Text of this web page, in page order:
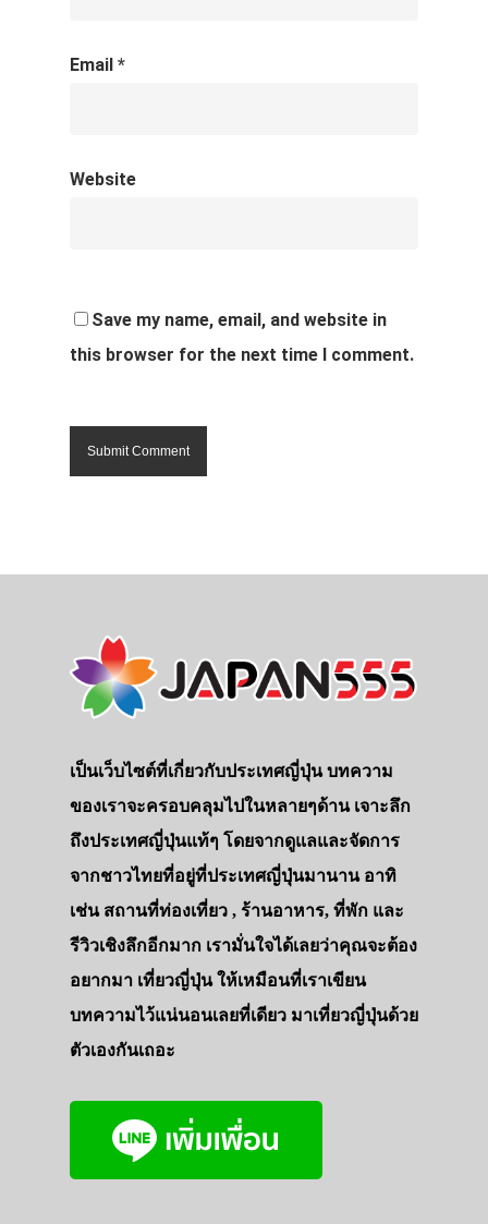
Email *
Website
Save my name, email, and website in
this browser for the next time I comment.
เป็นเว็บไซต์ที่เกี่ยวกับประเทศญี่ปุ่น บทความ
ของเราจะครอบคลุมไปในหลายๆด้าน เจาะลึก
ถึงประเทศญี่ปุ่นแท้ๆ โดยจากดูแลและจัดการ
จากชาวไทยที่อยู่ที่ประเทศญี่ปุ่นมานาน อาทิ
เช่น สถานที่ท่องเที่ยว , ร้านอาหาร, ที่พัก และ
รีวิวเชิงลึกอีกมาก เรามั่นใจได้เลยว่าคุณจะต้อง
อยากมา เที่ยวญี่ปุ่น ให้เหมือนที่เราเขียน
บทความไว้แน่นอนเลยที่เดียว มาเที่ยวญี่ปุ่นด้วย
ตัวเองกันเถอะ